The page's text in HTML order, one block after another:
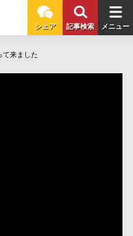
シェア 記事検索 メニュー
来ました